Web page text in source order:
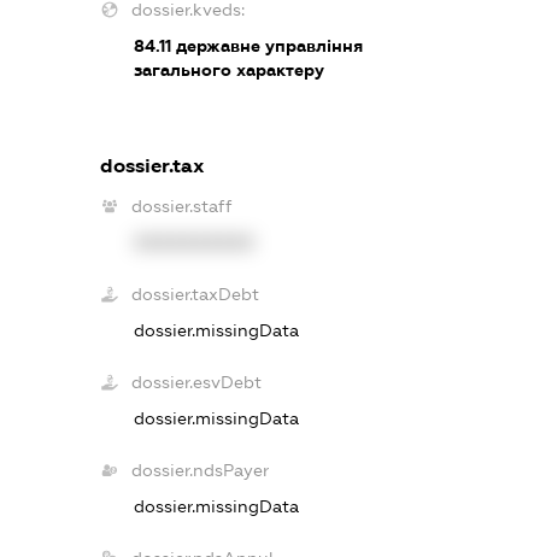
dossier.kveds:
84.11 державне управління
загального характеру
dossier.tax
dossier.staff
dossier.taxDebt
dossier.missingData
dossier.esvDebt
dossier.missingData
dossier.ndsPayer
dossier.missingData